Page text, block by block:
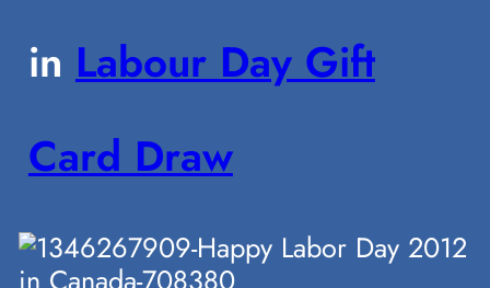
in Labour Day Gift
Card Draw